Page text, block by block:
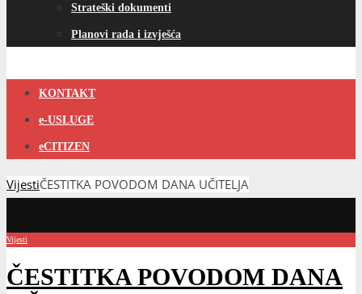
Strateški dokumenti
Planovi rada i izvješća
KONTAKT
e-USLUGE
eCITIZEN
VijestiČESTITKA POVODOM DANA UČITELJA
Vijesti
ČESTITKA POVODOM DANA